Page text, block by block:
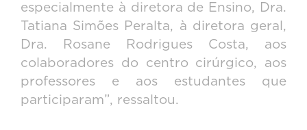
especialmente à diretora de Ensino, Dra.
Tatiana Simões Peralta, à diretora geral,
Dra. Rosane Rodrigues Costa, aos
colaboradores do centro cirúrgico, aos
professores e aos estudantes que
participaram”, ressaltou.